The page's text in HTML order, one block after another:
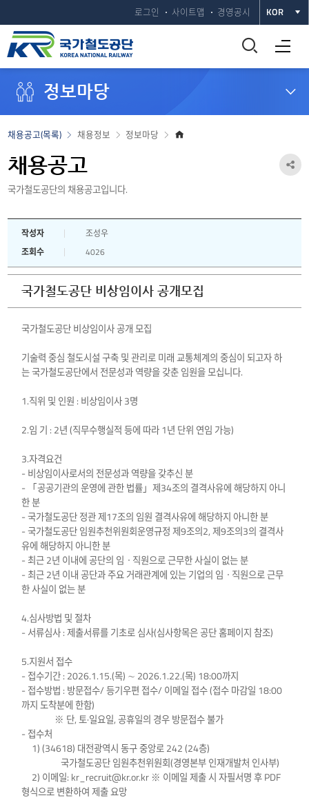
로그인 사이트맵 경영공시 KOR
통
합
기
전체메뉴 열기
정보마당
홈
정보마당
채용정보
채용공고(목록)
채용공고
국가철도공단의 채용공고입니다.
공
작성자
조성우
조회수
4026
국가철도공단 비상임이사 공개모집
국가철도공단 비상임이사 공개 모집
기술력 중심 철도시설 구축 및 관리로 미래 교통체계의 중심이 되고자 하
는 국가철도공단에서 전문성과 역량을 갖춘 임원을 모십니다.
1.직위 및 인원 : 비상임이사 3명
2.임 기 : 2년 (직무수행실적 등에 따라 1년 단위 연임 가능)
3.자격요건
- 비상임이사로서의 전문성과 역량을 갖추신 분
- 「공공기관의 운영에 관한 법률」제34조의 결격사유에 해당하지 아니
한 분
- 국가철도공단 정관 제17조의 임원 결격사유에 해당하지 아니한 분
- 국가철도공단 임원추천위원회운영규정 제9조의2, 제9조의3의 결격사
유에 해당하지 아니한 분
- 최근 2년 이내에 공단의 임ㆍ직원으로 근무한 사실이 없는 분
- 최근 2년 이내 공단과 주요 거래관계에 있는 기업의 임ㆍ직원으로 근무
한 사실이 없는 분
4.심사방법 및 절차
- 서류심사 : 제출서류를 기초로 심사(심사항목은 공단 홈페이지 참조)
5.지원서 접수
- 접수기간 : 2026.1.15.(목) ∼ 2026.1.22.(목) 18:00까지
- 접수방법 : 방문접수/ 등기우편 접수/ 이메일 접수 (접수 마감일 18:00
까지 도착분에 한함)
※ 단, 토·일요일, 공휴일의 경우 방문접수 불가
- 접수처
1) (34618) 대전광역시 동구 중앙로 242 (24층)
국가철도공단 임원추천위원회(경영본부 인재개발처 인사부)
2) 이메일: kr_recruit@kr.or.kr ※ 이메일 제출 시 자필서명 후 PDF
형식으로 변환하여 제출 요망